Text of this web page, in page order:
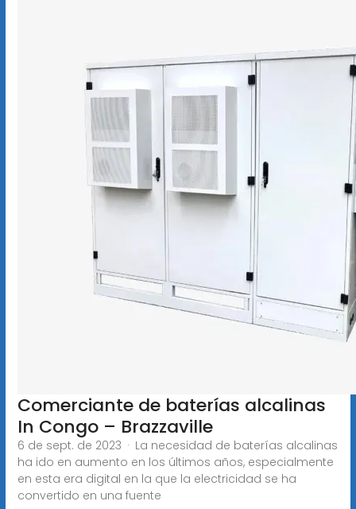
Comerciante de baterías alcalinas
In Congo – Brazzaville
6 de sept. de 2023 · La necesidad de baterías alcalinas
ha ido en aumento en los últimos años, especialmente
en esta era digital en la que la electricidad se ha
convertido en una fuente